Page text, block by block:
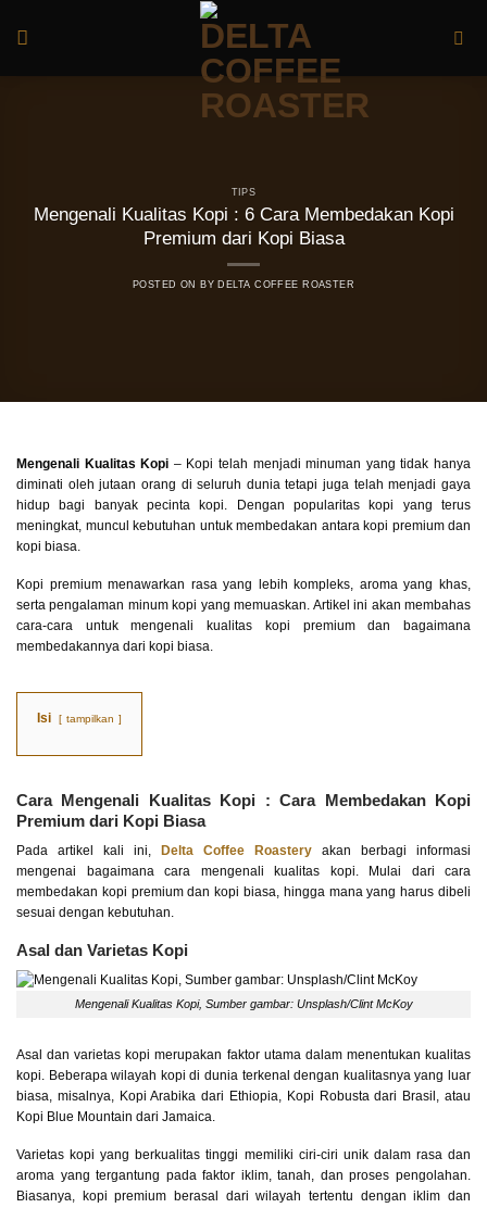
TIPS
Mengenali Kualitas Kopi : 6 Cara Membedakan Kopi
Premium dari Kopi Biasa
POSTED ON BY DELTA COFFEE ROASTER
Mengenali Kualitas Kopi – Kopi telah menjadi minuman yang tidak hanya
diminati oleh jutaan orang di seluruh dunia tetapi juga telah menjadi gaya
hidup bagi banyak pecinta kopi. Dengan popularitas kopi yang terus
meningkat, muncul kebutuhan untuk membedakan antara kopi premium dan
kopi biasa.
Kopi premium menawarkan rasa yang lebih kompleks, aroma yang khas,
serta pengalaman minum kopi yang memuaskan. Artikel ini akan membahas
cara-cara untuk mengenali kualitas kopi premium dan bagaimana
membedakannya dari kopi biasa.
Isi tampilkan
Cara Mengenali Kualitas Kopi : Cara Membedakan Kopi
Premium dari Kopi Biasa
Pada artikel kali ini, Delta Coffee Roastery akan berbagi informasi
mengenai bagaimana cara mengenali kualitas kopi. Mulai dari cara
membedakan kopi premium dan kopi biasa, hingga mana yang harus dibeli
sesuai dengan kebutuhan.
Asal dan Varietas Kopi
Mengenali Kualitas Kopi, Sumber gambar: Unsplash/Clint McKoy
Asal dan varietas kopi merupakan faktor utama dalam menentukan kualitas
kopi. Beberapa wilayah kopi di dunia terkenal dengan kualitasnya yang luar
biasa, misalnya, Kopi Arabika dari Ethiopia, Kopi Robusta dari Brasil, atau
Kopi Blue Mountain dari Jamaica.
Varietas kopi yang berkualitas tinggi memiliki ciri-ciri unik dalam rasa dan
aroma yang tergantung pada faktor iklim, tanah, dan proses pengolahan.
Biasanya, kopi premium berasal dari wilayah tertentu dengan iklim dan